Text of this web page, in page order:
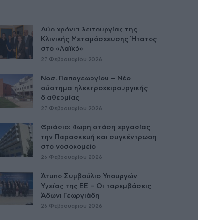
Δύο χρόνια λειτουργίας της
Κλινικής Μεταμόσχευσης Ήπατος
στο «Λαϊκό»
27 Φεβρουαρίου 2026
Νοσ. Παπαγεωργίου – Νέο
σύστημα ηλεκτροχειρουργικής
διαθερμίας
27 Φεβρουαρίου 2026
Θριάσιο: 4ωρη στάση εργασίας
την Παρασκευή και συγκέντρωση
στο νοσοκομείο
26 Φεβρουαρίου 2026
Άτυπο Συμβούλιο Υπουργών
Υγείας της ΕE – Οι παρεμβάσεις
Άδωνι Γεωργιάδη
26 Φεβρουαρίου 2026